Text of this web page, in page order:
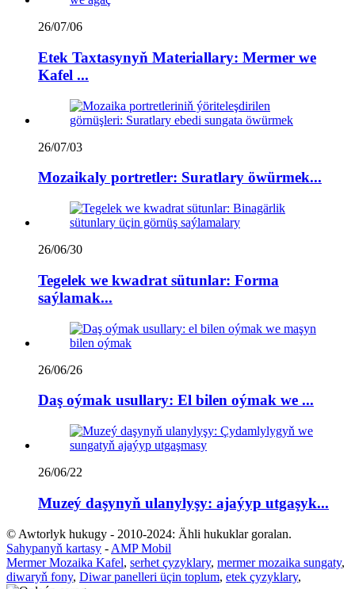
26/07/06
Etek Taxtasynyň Materiallary: Mermer we
Kafel ...
26/07/03
Mozaikaly portretler: Suratlary öwürmek...
26/06/30
Tegelek we kwadrat sütunlar: Forma
saýlamak...
26/06/26
Daş oýmak usullary: El bilen oýmak we ...
26/06/22
Muzeý daşynyň ulanylyşy: ajaýyp utgaşyk...
© Awtorlyk hukugy - 2010-2024: Ähli hukuklar goralan.
Sahypanyň kartasy - AMP Mobil
Mermer Mozaika Kafel, serhet çyzyklary, mermer mozaika sungaty,
diwaryň fony, Diwar panelleri üçin toplum, etek çyzyklary,